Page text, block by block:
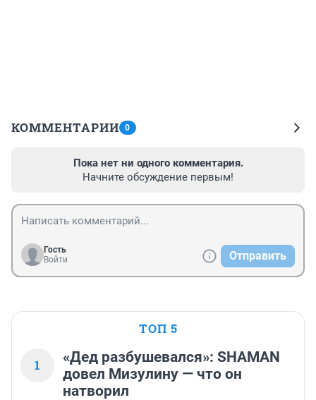
КОММЕНТАРИИ 0
Пока нет ни одного комментария.
Начните обсуждение первым!
Гость
Войти
Отправить
ТОП 5
1
«Дед разбушевался»: SHAMAN
довел Мизулину — что он
натворил